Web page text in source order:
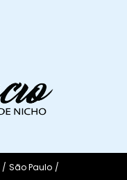
/ São Paulo /